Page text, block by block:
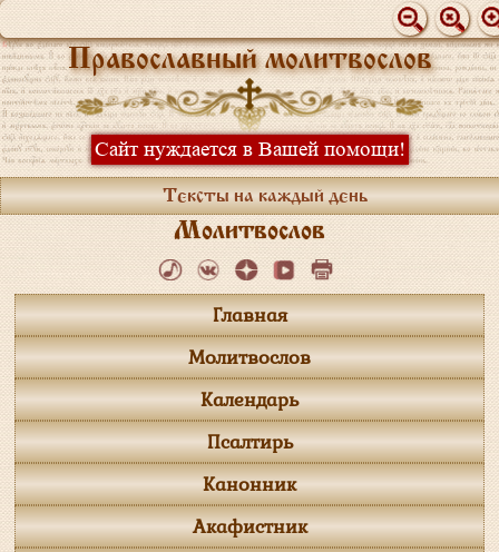
Православный молитвослов
Сайт нуждается в Вашей помощи!
Тексты на каждый день
Молитвослов
Главная
Молитвослов
Календарь
Псалтирь
Канонник
Акафистник